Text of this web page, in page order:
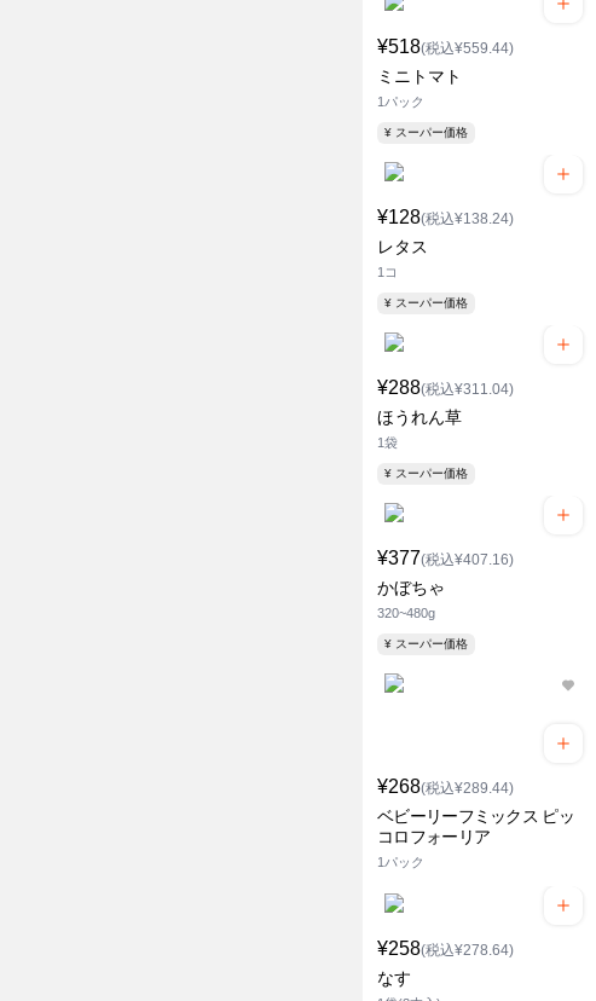
¥518(税込¥559.44)
ミニトマト
1パック
¥ スーパー価格
¥128(税込¥138.24)
レタス
1コ
¥ スーパー価格
¥288(税込¥311.04)
ほうれん草
1袋
¥ スーパー価格
¥377(税込¥407.16)
かぼちゃ
320~480g
¥ スーパー価格
¥268(税込¥289.44)
ベビーリーフミックス ピッ
コロフォーリア
1パック
¥258(税込¥278.64)
なす